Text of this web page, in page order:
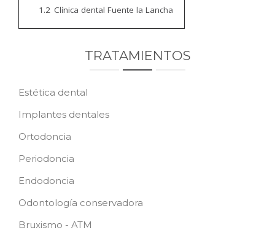
1.2 Clínica dental Fuente la Lancha
TRATAMIENTOS
Estética dental
Implantes dentales
Ortodoncia
Periodoncia
Endodoncia
Odontología conservadora
Bruxismo - ATM